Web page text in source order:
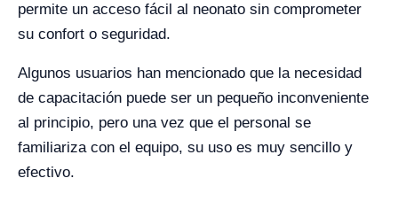
permite un acceso fácil al neonato sin comprometer
su confort o seguridad.
Algunos usuarios han mencionado que la necesidad
de capacitación puede ser un pequeño inconveniente
al principio, pero una vez que el personal se
familiariza con el equipo, su uso es muy sencillo y
efectivo.